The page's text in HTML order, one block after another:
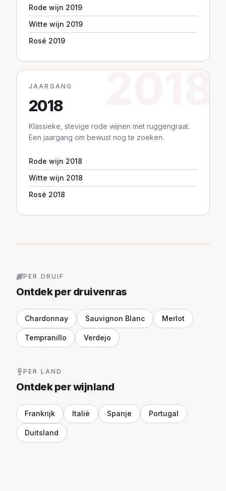
Rode wijn 2019
Witte wijn 2019
Rosé 2019
2018
JAARGANG
2018
Klassieke, stevige rode wijnen met ruggengraat.
Een jaargang om bewust nog te zoeken.
Rode wijn 2018
Witte wijn 2018
Rosé 2018
PER DRUIF
Ontdek per druivenras
Chardonnay Sauvignon Blanc Merlot
Tempranillo Verdejo
PER LAND
Ontdek per wijnland
Frankrijk Italië Spanje Portugal
Duitsland